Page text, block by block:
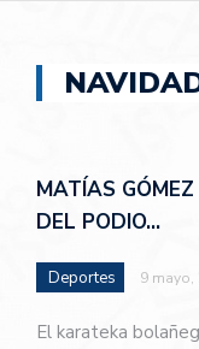
MATÍAS
DEL PODIO…
Deportes 9 mayo,
El karateka